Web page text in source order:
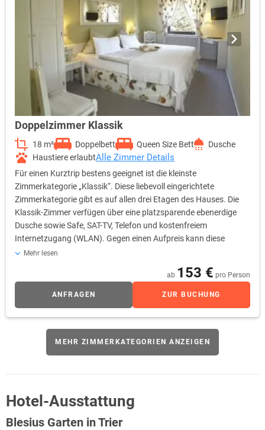
Doppelzimmer Klassik
18 m² Doppelbett Queen Size Bett
Dusche
Haustiere erlaubtAlle Zimmer Details
Für einen Kurztrip bestens geeignet ist die kleinste
Zimmerkategorie „Klassik“. Diese liebevoll eingerichtete
Zimmerkategorie gibt es auf allen drei Etagen des Hauses. Die
Klassik-Zimmer verfügen über eine platzsparende ebenerdige
Dusche sowie Safe, SAT-TV, Telefon und kostenfreiem
Internetzugang (WLAN). Gegen einen Aufpreis kann diese
Zimmerkategorie auch als Einzelzimmer gebucht werden. Bitte
Form eines Babybettes oder Zustellbettes besteht.
Mehr lesen
ab 153 € pro Person
ANFRAGEN ZUR BUCHUNG
MEHR ZIMMERKATEGORIEN ANZEIGEN
Hotel-Ausstattung
Blesius Garten in Trier